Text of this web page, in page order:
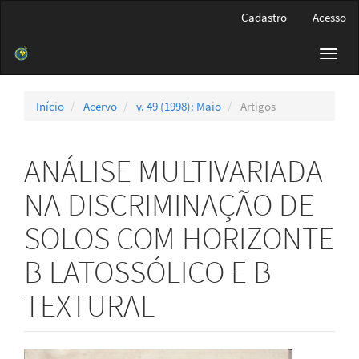
Barra
Cadastro Acesso
Início Acervo v. 49 (1998): Maio Artigos
ANÁLISE MULTIVARIADA
NA DISCRIMINAÇÃO DE
SOLOS COM HORIZONTE
B LATOSSÓLICO E B
TEXTURAL